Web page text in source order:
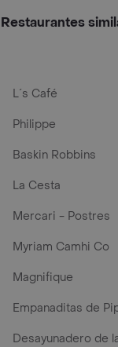
Restaurantes
L´s Café
Philippe
Baskin Robbins
La Cesta
Mercari - Postres
Myriam Camhi Co
Magnifique
Empanaditas de
Desayunadero de